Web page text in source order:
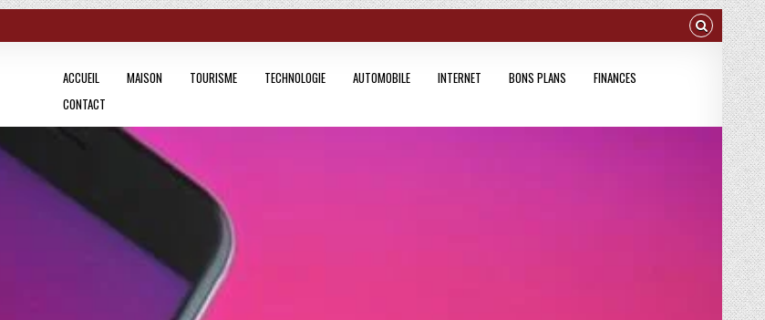
ACCUEIL MAISON TOURISME TECHNOLOGIE AUTOMOBILE INTERNET BONS PLANS
FINANCES
CONTACT